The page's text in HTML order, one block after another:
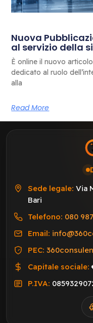
Nuova
al servizio della
È online il nuovo
dedicato al ruolo
alla
Read More
Sede legale: Via
Bari
Telefono: 080
Email:
PEC:
Capitale sociale:
P.IVA: